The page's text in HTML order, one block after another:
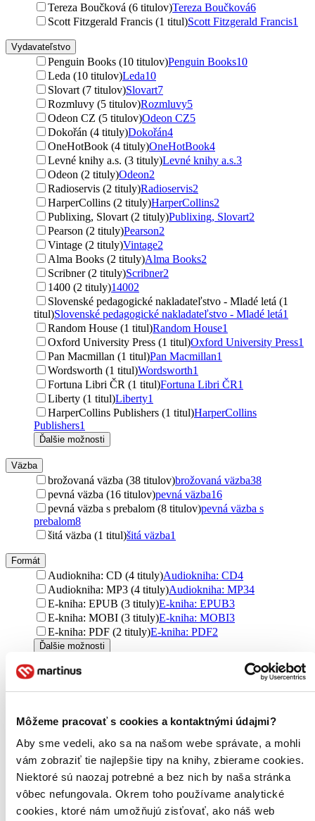
Môžeme pracovať s cookies a kontaktnými údajmi?
Aby sme vedeli, ako sa na našom webe správate, a mohli
vám zobraziť tie najlepšie tipy na knihy, zbierame cookies.
Niektoré sú naozaj potrebné a bez nich by naša stránka
vôbec nefungovala. Okrem toho používame analytické
cookies, ktoré nám umožňujú zisťovať, ako náš web
Tereza Boučková (6 titulov)Tereza Boučková6
Scott Fitzgerald Francis (1 titul)Scott Fitzgerald Francis1
Vydavateľstvo
Penguin Books (10 titulov)Penguin Books10
Leda (10 titulov)Leda10
Slovart (7 titulov)Slovart7
Rozmluvy (5 titulov)Rozmluvy5
Odeon CZ (5 titulov)Odeon CZ5
Dokořán (4 tituly)Dokořán4
OneHotBook (4 tituly)OneHotBook4
Levné knihy a.s. (3 tituly)Levné knihy a.s.3
Odeon (2 tituly)Odeon2
Radioservis (2 tituly)Radioservis2
HarperCollins (2 tituly)HarperCollins2
Publixing, Slovart (2 tituly)Publixing, Slovart2
Pearson (2 tituly)Pearson2
Vintage (2 tituly)Vintage2
Alma Books (2 tituly)Alma Books2
Scribner (2 tituly)Scribner2
1400 (2 tituly)14002
Slovenské pedagogické nakladateľstvo - Mladé letá (1
titul)Slovenské pedagogické nakladateľstvo - Mladé letá1
Random House (1 titul)Random House1
Oxford University Press (1 titul)Oxford University Press1
Pan Macmillan (1 titul)Pan Macmillan1
Wordsworth (1 titul)Wordsworth1
Fortuna Libri ČR (1 titul)Fortuna Libri ČR1
Liberty (1 titul)Liberty1
HarperCollins Publishers (1 titul)HarperCollins
Publishers1
Ďalšie možnosti
Väzba
brožovaná väzba (38 titulov)brožovaná väzba38
pevná väzba (16 titulov)pevná väzba16
pevná väzba s prebalom (8 titulov)pevná väzba s
prebalom8
šitá väzba (1 titul)šitá väzba1
Formát
Audiokniha: CD (4 tituly)Audiokniha: CD4
Audiokniha: MP3 (4 tituly)Audiokniha: MP34
E-kniha: EPUB (3 tituly)E-kniha: EPUB3
E-kniha: MOBI (3 tituly)E-kniha: MOBI3
E-kniha: PDF (2 tituly)E-kniha: PDF2
Ďalšie možnosti
Zúžiť výber
Top hodnotené
Novinky
Najdrahšie